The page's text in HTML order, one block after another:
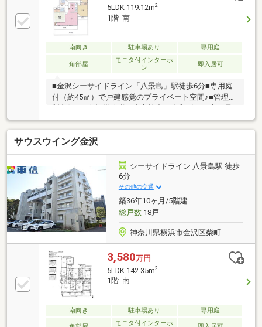
5LDK 119.12m2
1階 南
南向き 駐車場あり 専用庭
角部屋
モニタ付インターホ
ン
即入居可
■金沢シーサイドライン「八景島」駅徒歩6分■専用庭
付（約45㎡）で戸建感覚のプライベート空間♪■管理体
定）■海の公園まで約460ｍ（徒歩5分）■八景島シーパ
ラダイスまで約750ｍ（徒歩9分）
サウスウイング金沢
シーサイドライン 八景島駅 徒歩
6分
その他の交通
築36年10ヶ月/5階建
総戸数18戸
神奈川県横浜市金沢区柴町
3,580万円
5LDK 142.35m2
1階 南
南向き 駐車場あり 専用庭
モニタ付インターホ